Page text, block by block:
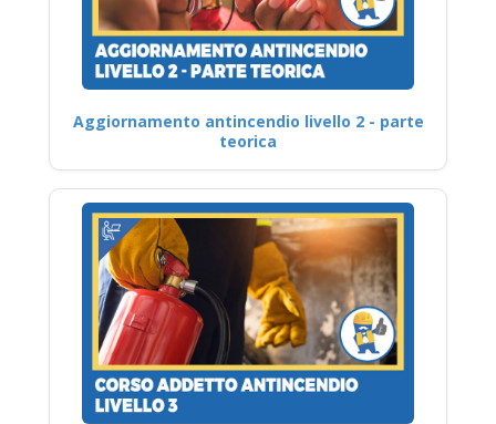
Aggiornamento antincendio livello 2 - parte
teorica